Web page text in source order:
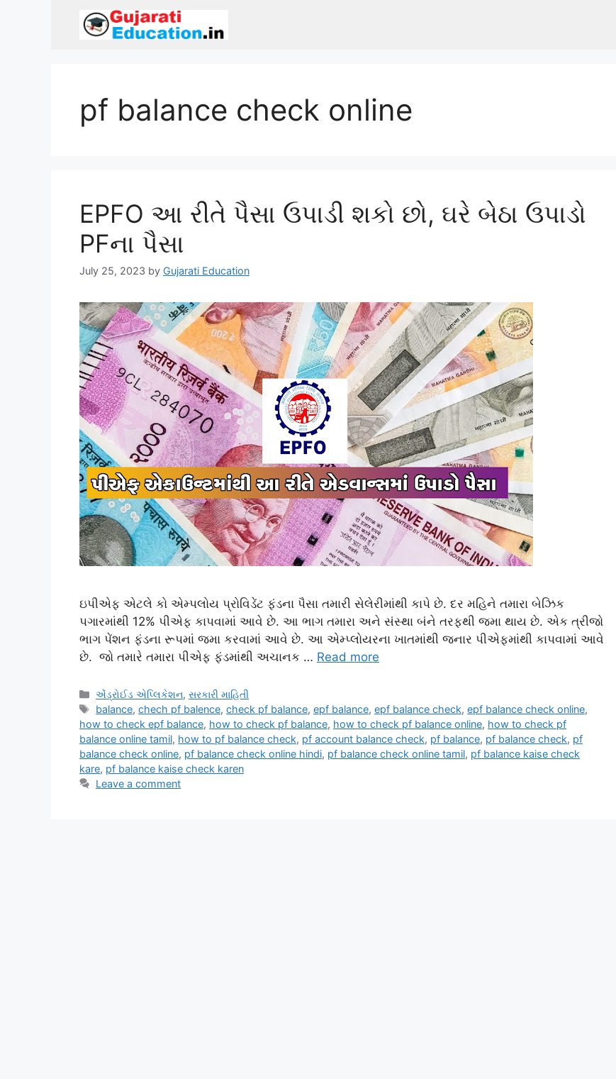
pf balance check online
EPFO આ રીતે પૈસા ઉપાડી શકો છો, ઘરે બેઠા ઉપાડો
PFના પૈસા
July 25, 2023 by Gujarati Education
ઇપીએફ એટલે કો એમ્પલોય પ્રોવિડેંટ ફંડના પૈસા તમારી સેલેરીમાંથી કાપે છે. દર મહિને તમારા બેઝિક
પગારમાંથી 12% પીએફ કાપવામાં આવે છે. આ ભાગ તમારા અને સંસ્થા બંને તરફથી જમા થાય છે. એક ત્રીજો
ભાગ પેંશન ફંડના રૂપમાં જમા કરવામાં આવે છે. આ એમ્પ્લોયરના ખાતમાંથી જનાર પીએફમાંથી કાપવામાં આવે
છે. જો તમારે તમારા પીએફ ફંડમાંથી અચાનક … Read more
Categories
એંડ્રોઈડ એપ્લિકેશન,સરકારી માહિતી
Tags
balance,chech pf balence,check pf balance,epf balance,epf balance check,epf balance check online,
how to check epf balance, how to check pf balance, how to check pf balance online, how to check pf
balance online tamil, how to pf balance check, pf account balance check, pf balance, pf balance check, pf
balance check online, pf balance check online hindi, pf balance check online tamil, pf balance kaise check
kare, pf balance kaise check karen
Leave a comment